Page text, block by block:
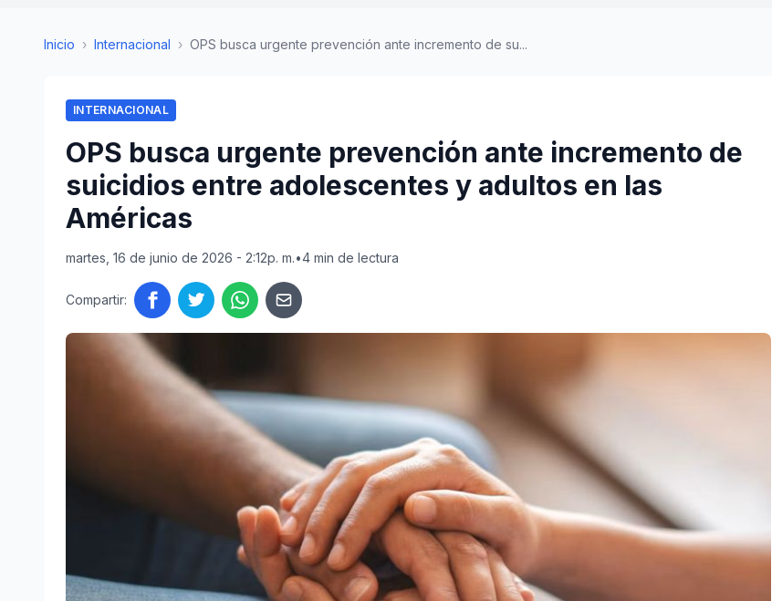
Inicio › Internacional › OPS busca urgente prevención ante incremento de su...
INTERNACIONAL
OPS busca urgente prevención ante incremento de
suicidios entre adolescentes y adultos en las
Américas
martes, 16 de junio de 2026 - 2:12p. m.•4 min de lectura
Compartir: